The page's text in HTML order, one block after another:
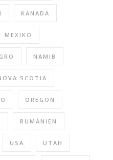
KANADA
MEXIKO
NAMIB
SCOTIA
OREGON
RUMÄNIEN
USA UTAH